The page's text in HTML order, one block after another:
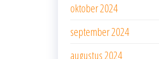
oktober 2024
september 2024
augustus 2024